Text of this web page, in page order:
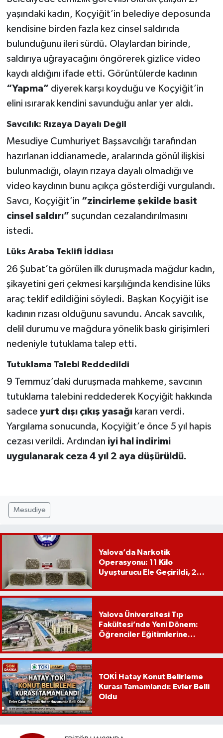
yaşındaki kadın, Koçyiğit’in belediye deposunda
kendisine birden fazla kez cinsel saldırıda
bulunduğunu ileri sürdü. Olaylardan birinde,
saldırıya uğrayacağını öngörerek gizlice video
kaydı aldığını ifade etti. Görüntülerde kadının
“Yapma” diyerek karşı koyduğu ve Koçyiğit’in
elini ısırarak kendini savunduğu anlar yer aldı.
Savcılık: Rızaya Dayalı Değil
Mesudiye Cumhuriyet Başsavcılığı tarafından
hazırlanan iddianamede, aralarında gönül ilişkisi
bulunmadığı, olayın rızaya dayalı olmadığı ve
video kaydının bunu açıkça gösterdiği vurgulandı.
Savcı, Koçyiğit’in “zincirleme şekilde basit
cinsel saldırı” suçundan cezalandırılmasını
istedi.
Lüks Araba Teklifi İddiası
26 Şubat’ta görülen ilk duruşmada mağdur kadın,
şikayetini geri çekmesi karşılığında kendisine lüks
araç teklif edildiğini söyledi. Başkan Koçyiğit ise
kadının rızası olduğunu savundu. Ancak savcılık,
delil durumu ve mağdura yönelik baskı girişimleri
nedeniyle tutuklama talep etti.
Tutuklama Talebi Reddedildi
9 Temmuz’daki duruşmada mahkeme, savcının
tutuklama talebini reddederek Koçyiğit hakkında
sadece yurt dışı çıkış yasağıkararı verdi.
Yargılama sonucunda, Koçyiğit’e önce 5 yıl hapis
cezası verildi. Ardından iyi hal indirimi
uygulanarak ceza 4 yıl 2 aya düşürüldü.
Mesudiye
Yalova’da Narkotik
Operasyonu: 11 Kilo
Uyuşturucu Ele Geçirildi, 2
Yalova Üniversitesi Tıp
Fakültesi’nde Yeni Dönem:
Öğrenciler Eğitimlerine
TOKİ Hatay Konut Belirleme
Kurası Tamamlandı: Evler Belli
Oldu